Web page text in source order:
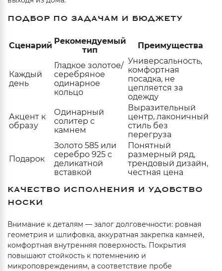
ПОДБОР ПО ЗАДАЧАМ И БЮДЖЕТУ
Сценарий Рекомендуемый
тип
Преимущества
Каждый
день
Гладкое золотое/
серебряное
одинарное
кольцо
Универсальность,
комфортная
посадка, не
цепляется за
одежду
Акцент к
образу
Одинарный
солитер с
камнем
Выразительный
центр, лаконичный
стиль без
перегруза
Подарок
Золото 585 или
серебро 925 с
деликатной
вставкой
Понятный
размерный ряд,
трендовый дизайн,
честная цена
КАЧЕСТВО ИСПОЛНЕНИЯ И УДОБСТВО
НОСКИ
Внимание к деталям — залог долговечности: ровная
геометрия и шлифовка, аккуратная закрепка камней,
комфортная внутренняя поверхность. Покрытия
повышают стойкость к потемнению и
микроповреждениям, а соответствие пробе